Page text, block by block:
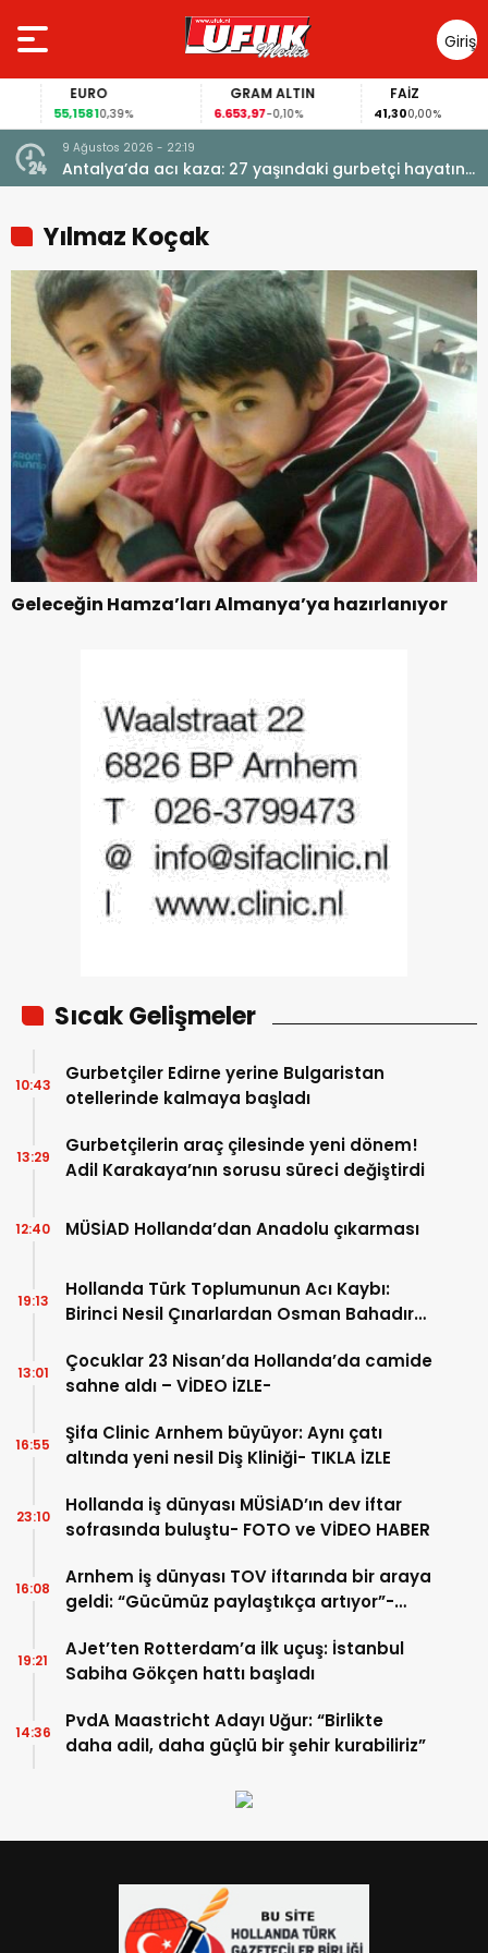
Giriş
Yap
EURO
55,15810,39%
GRAM ALTIN
6.653,97-0,10%
FAİZ
41,300,00%
50
9 Ağustos 2026 - 22:19
Antalya’da acı kaza: 27 yaşındaki gurbetçi hayatını
kaybetti
Yılmaz Koçak
Geleceğin Hamza’ları Almanya’ya hazırlanıyor
Sıcak Gelişmeler
Gurbetçiler Edirne yerine Bulgaristan
otellerinde kalmaya başladı
10:43
Gurbetçilerin araç çilesinde yeni dönem!
Adil Karakaya’nın sorusu süreci değiştirdi
13:29
MÜSİAD Hollanda’dan Anadolu çıkarması
12:40
Hollanda Türk Toplumunun Acı Kaybı:
Birinci Nesil Çınarlardan Osman Bahadır
19:13
Çocuklar 23 Nisan’da Hollanda’da camide
sahne aldı – VİDEO İZLE-
13:01
Şifa Clinic Arnhem büyüyor: Aynı çatı
altında yeni nesil Diş Kliniği- TIKLA İZLE
16:55
Hollanda iş dünyası MÜSİAD’ın dev iftar
sofrasında buluştu- FOTO ve VİDEO HABER
23:10
Arnhem iş dünyası TOV iftarında bir araya
geldi: “Gücümüz paylaştıkça artıyor”-
16:08
AJet’ten Rotterdam’a ilk uçuş: İstanbul
Sabiha Gökçen hattı başladı
19:21
PvdA Maastricht Adayı Uğur: “Birlikte
daha adil, daha güçlü bir şehir kurabiliriz”
14:36